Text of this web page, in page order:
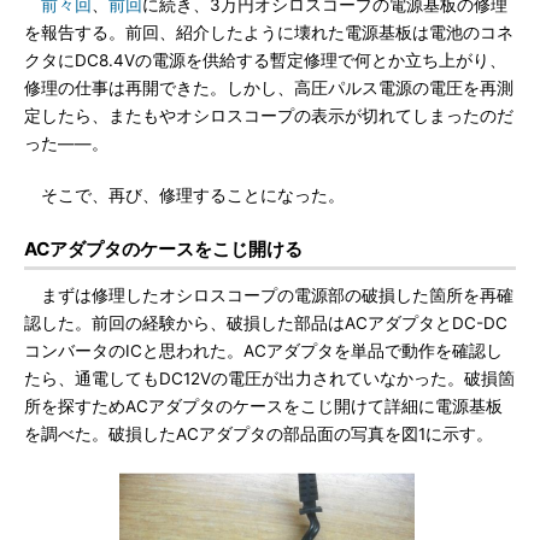
前々回 前回 に続き、3万円オシロスコープの電源基板の修理
を報告する。前回、紹介したように壊れた電源基板は電池のコネ
クタにDC8.4Vの電源を供給する暫定修理で何とか立ち上がり、
修理の仕事は再開できた。しかし、高圧パルス電源の電圧を再測
定したら、またもやオシロスコープの表示が切れてしまったのだ
った――。
そこで、再び、修理することになった。
ACアダプタのケースをこじ開ける
まずは修理したオシロスコープの電源部の破損した箇所を再確
認した。前回の経験から、破損した部品はACアダプタとDC-DC
コンバータのICと思われた。ACアダプタを単品で動作を確認し
たら、通電してもDC12Vの電圧が出力されていなかった。破損箇
所を探すためACアダプタのケースをこじ開けて詳細に電源基板
を調べた。破損したACアダプタの部品面の写真を図1に示す。